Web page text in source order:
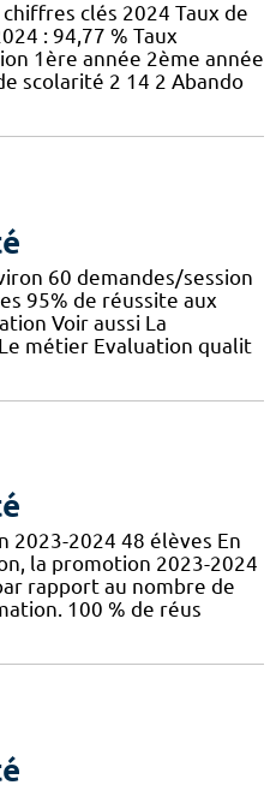
clés 2024 Taux de
: 94,77 % Taux
1ère année 2ème année
scolarité 2 14 2 Abando
60 demandes/session
95% de réussite aux
Voir aussi La
métier Evaluation qualit
2023-2024 48 élèves En
la promotion 2023-2024
rapport au nombre de
100 % de réus